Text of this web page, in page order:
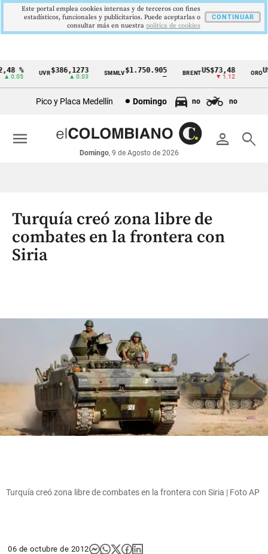
Cintillo
económicos
Colombia
% UVR$386,1273
▲ 0.03
SMMLV$1.750.905 BRENTUS$73,48
▼ 1.12
ORO
Pico y Placa Medellín Domingo no no
person search
Domingo, 9 de Agosto de 2026
menu
Turquía creó zona libre de
combates en la frontera con
Siria
Turquía creó zona libre de combates en la frontera con Siria | Foto AP
06 de octubre de 2012
Este portal emplea cookies internas y de terceros con fines
estadísticos, funcionales y publicitarios. Puede aceptarlas o
consultar más en nuestra politica de cookies
CONTINUAR